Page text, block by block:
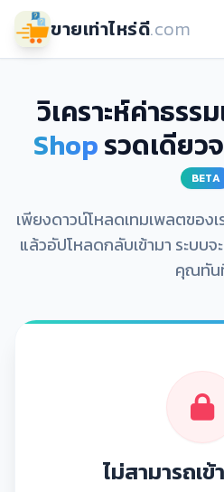
ขายเท่าไหร่ดี.com
วิเคราะห์ค่าธรร
Shopรวดเดียว
BETA
เพียงดาวน์โหลดเทมเพลตของ
แล้วอัปโหลดกลับเข้ามา ระบบ
คุณทัน
ไม่สามารถเข้